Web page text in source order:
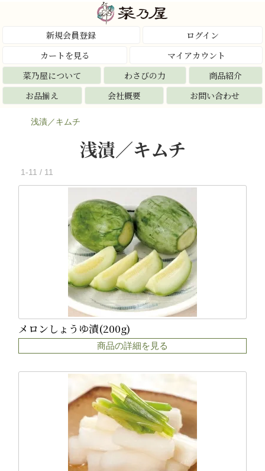
新規会員登録
ログイン
カートを見る
マイアカウント
菜乃屋について
わさびの力
商品紹介
お品揃え
会社概要 お問い合わせ
浅漬／キムチ
浅漬／キムチ
1-11 / 11
メロンしょうゆ漬(200g)
商品の詳細を見る